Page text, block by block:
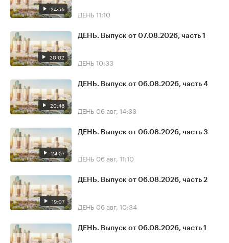
24:56 ДЕНЬ 11:10
20:02
ДЕНЬ. Выпуск от 07.08.2026, часть 1
ДЕНЬ 10:33
20:46
ДЕНЬ. Выпуск от 06.08.2026, часть 4
ДЕНЬ 06 авг, 14:33
24:57
ДЕНЬ. Выпуск от 06.08.2026, часть 3
ДЕНЬ 06 авг, 11:10
19:07
ДЕНЬ. Выпуск от 06.08.2026, часть 2
ДЕНЬ 06 авг, 10:34
ДЕНЬ. Выпуск от 06.08.2026, часть 1